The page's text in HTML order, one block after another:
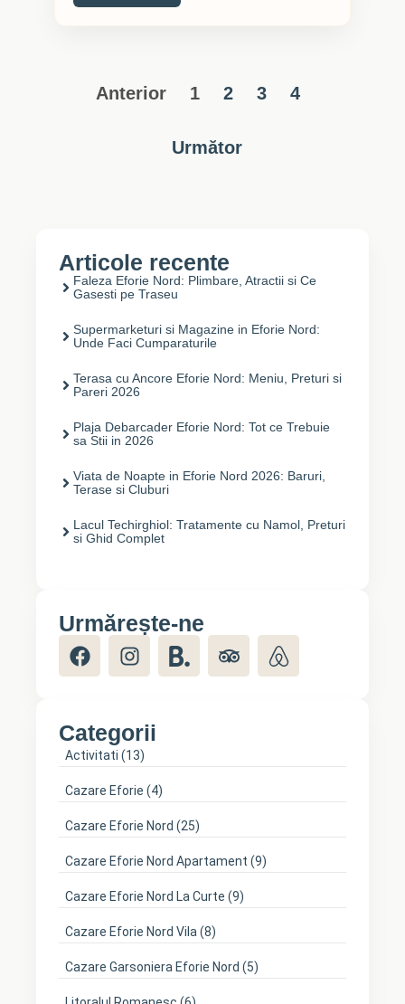
Anterior 1 2 3 4
Următor
Articole recente
Faleza Eforie Nord: Plimbare, Atractii si Ce
Gasesti pe Traseu
Supermarketuri si Magazine in Eforie Nord:
Unde Faci Cumparaturile
Terasa cu Ancore Eforie Nord: Meniu, Preturi si
Pareri 2026
Plaja Debarcader Eforie Nord: Tot ce Trebuie
sa Stii in 2026
Viata de Noapte in Eforie Nord 2026: Baruri,
Terase si Cluburi
Lacul Techirghiol: Tratamente cu Namol, Preturi
si Ghid Complet
Urmărește-ne
Categorii
Activitati (13)
Cazare Eforie (4)
Cazare Eforie Nord (25)
Cazare Eforie Nord Apartament (9)
Cazare Eforie Nord La Curte (9)
Cazare Eforie Nord Vila (8)
Cazare Garsoniera Eforie Nord (5)